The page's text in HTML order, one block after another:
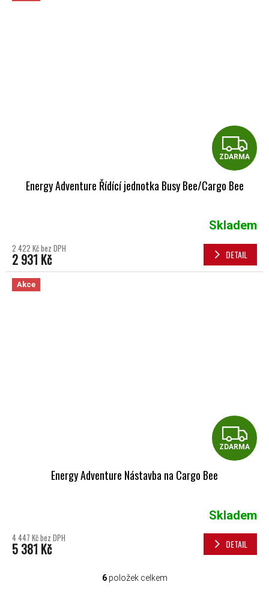
ZDARMA
Energy Adventure Řídící jednotka Busy Bee/Cargo Bee
Skladem
2 422 Kč bez DPH
2 931 Kč DETAIL
Akce
ZDARMA
Energy Adventure Nástavba na Cargo Bee
Skladem
4 447 Kč bez DPH
5 381 Kč DETAIL
OVLÁDACÍ PRVKY VÝPISU
6položek celkem